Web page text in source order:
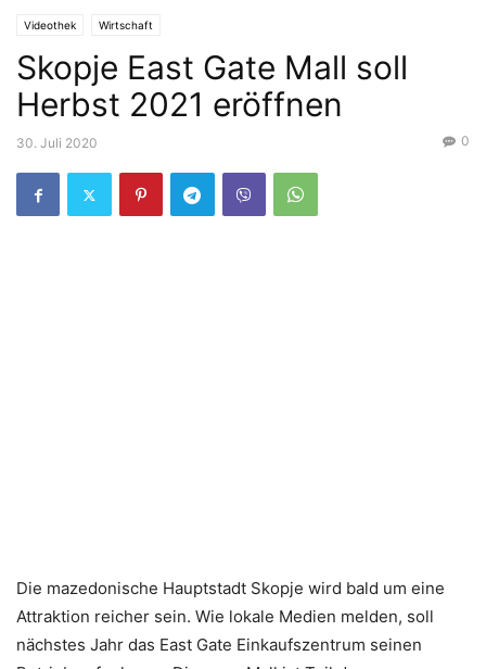
Videothek Wirtschaft
Skopje East Gate Mall soll
Herbst 2021 eröffnen
30. Juli 2020 0
Die mazedonische Hauptstadt Skopje wird bald um eine
Attraktion reicher sein. Wie lokale Medien melden, soll
nächstes Jahr das East Gate Einkaufszentrum seinen